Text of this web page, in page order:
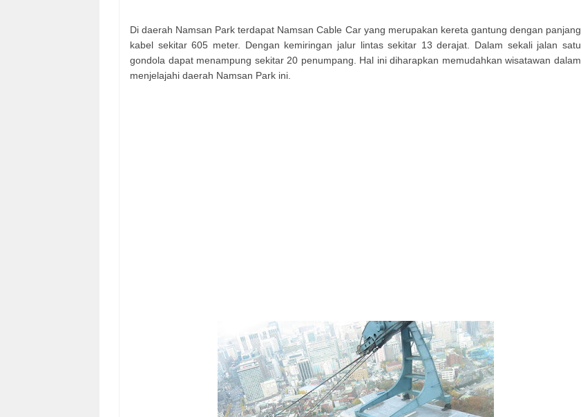
Di daerah Namsan Park terdapat Namsan Cable Car yang merupakan kereta gantung dengan panjang
kabel sekitar 605 meter. Dengan kemiringan jalur lintas sekitar 13 derajat. Dalam sekali jalan satu
gondola dapat menampung sekitar 20 penumpang. Hal ini diharapkan memudahkan wisatawan dalam
menjelajahi daerah Namsan Park ini.